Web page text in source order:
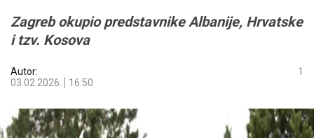
Zagreb okupio predstavnike Albanije, Hrvatske
i tzv. Kosova
Autor:
03.02.2026.
16:50
1